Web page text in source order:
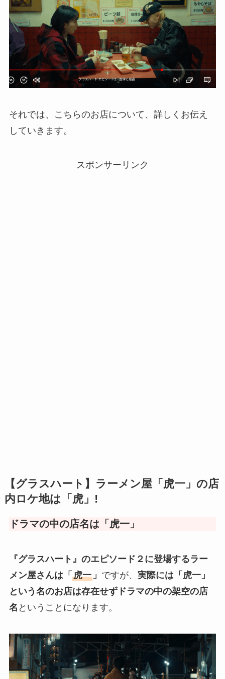
それでは、こちらのお店について、詳しくお伝え
していきます。
スポンサーリンク
【グラスハート】ラーメン屋「虎一」の店
内ロケ地は「虎」!
ドラマの中の店名は「虎一」
『グラスハート』のエピソード２に登場するラー
メン屋さんは「 虎一」 ですが、 実際には「虎一」
という名のお店は存在せずドラマの中の架空の店
名 ということになります。